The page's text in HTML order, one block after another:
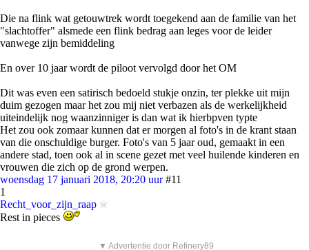
Die na flink wat getouwtrek wordt toegekend aan de familie van het
"slachtoffer" alsmede een flink bedrag aan leges voor de leider
vanwege zijn bemiddeling
En over 10 jaar wordt de piloot vervolgd door het OM
Dit was even een satirisch bedoeld stukje onzin, ter plekke uit mijn
duim gezogen maar het zou mij niet verbazen als de werkelijkheid
uiteindelijk nog waanzinniger is dan wat ik hierbpven typte
Het zou ook zomaar kunnen dat er morgen al foto's in de krant staan
van die onschuldige burger. Foto's van 5 jaar oud, gemaakt in een
andere stad, toen ook al in scene gezet met veel huilende kinderen en
vrouwen die zich op de grond werpen.
woensdag 17 januari 2018, 20:20 uur #11
1
Recht_voor_zijn_raap
Rest in pieces
▼ Advertentie door Refinery89